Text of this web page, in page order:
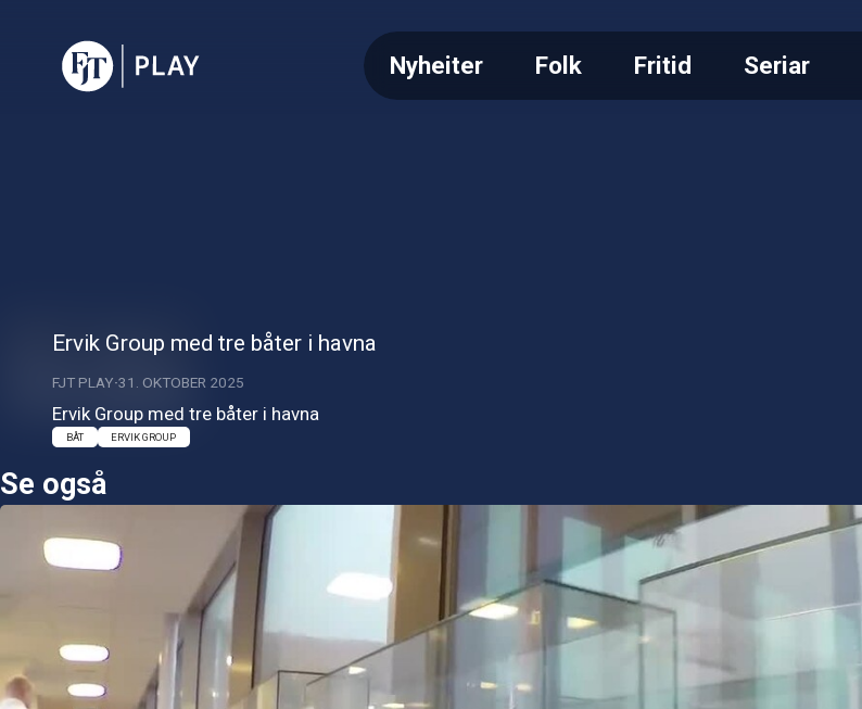
Nyheiter Folk Fritid Seriar
Ervik Group med tre båter i havna
FJT PLAY 31. OKTOBER 2025
Ervik Group med tre båter i havna
BÅT ERVIK GROUP
Se også